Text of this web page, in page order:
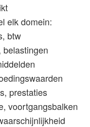
elk domein:
btw
prestaties
voortgangsbalken